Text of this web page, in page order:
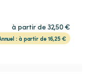
à partir de 32,50 €
: à partir de 16,25 €